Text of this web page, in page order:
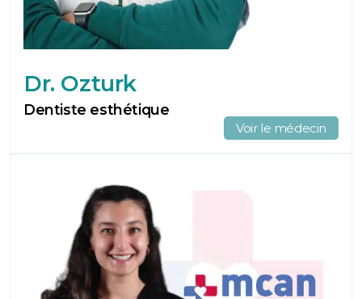
Dr. Ozturk
Dentiste esthétique
Voir le médecin